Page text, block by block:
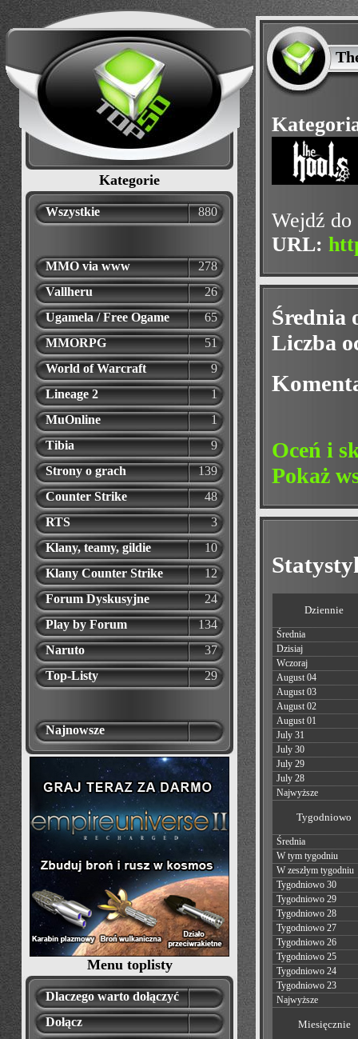
Kategorie
Wszystkie 880
MMO via www
278
Vallheru
26
Ugamela / Free Ogame
65
MMORPG
51
World of Warcraft
9
Lineage 2
1
MuOnline
1
Tibia
9
Strony o grach
139
Counter Strike
48
RTS
3
Klany, teamy, gildie
10
Klany Counter Strike
12
Forum Dyskusyjne
24
Play by Forum
134
Naruto
37
Top-Listy
29
Najnowsze
Menu toplisty
Dlaczego warto dołączyć
Dołącz
Wejdź
URL:
Średnia
Liczba
Oceń i
Pokaż
Dziennie
Średnia
Dzisiaj
Wczoraj
August 04
August 03
August 02
August 01
July 31
July 30
July 29
July 28
Najwyższe
Tygodniowo
Średnia
W tym tygodniu
W zeszłym tygodniu
Tygodniowo 30
Tygodniowo 29
Tygodniowo 28
Tygodniowo 27
Tygodniowo 26
Tygodniowo 25
Tygodniowo 24
Tygodniowo 23
Najwyższe
Miesięcznie